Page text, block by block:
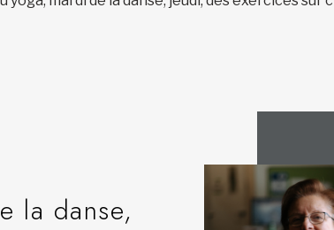
la danse,